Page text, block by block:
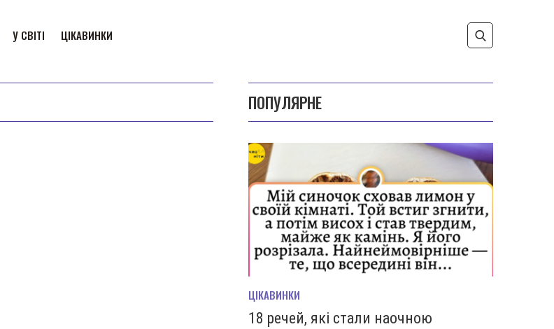
У СВІТІ ЦІКАВИНКИ
ПОПУЛЯРНЕ
ЦІКАВИНКИ
18 речей, які стали наочною